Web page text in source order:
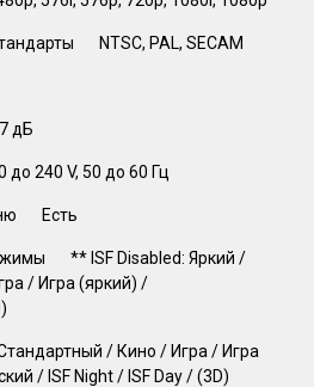
NTSC, PAL, SECAM ‎
дБ‎
до 240 V, 50 до 60 Гц
Есть‎
** ISF Disabled: Яркий /
/ Игра (яркий) /
/ Кино / Игра / Игра
/ ISF Night / ISF Day / (3D)‎